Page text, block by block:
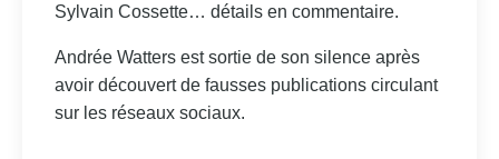
Sylvain Cossette… détails en commentaire.
Andrée Watters est sortie de son silence après
avoir découvert de fausses publications circulant
sur les réseaux sociaux.